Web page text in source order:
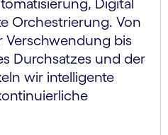
Digital
Orchestrierung. Von
Verschwendung bis
Durchsatzes und der
wir intelligente